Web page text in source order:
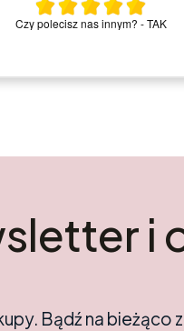
Polecam madley.pl. juz nie pierwszy raz
kupuje i jestem zadowolona.
i
Bądź na bieżąco